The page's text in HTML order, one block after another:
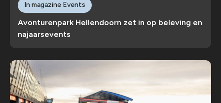
Avonturenpark Hellendoorn zet in op beleving en
najaarsevents
In magazine Events